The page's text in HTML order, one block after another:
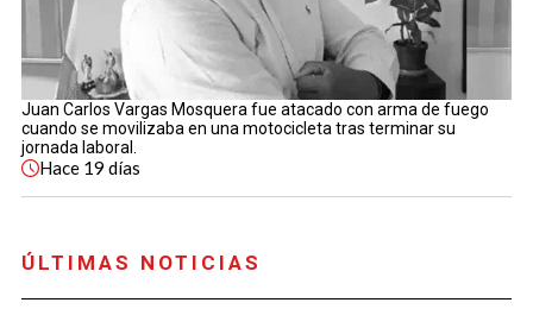
Juan Carlos Vargas Mosquera fue atacado con arma de fuego
cuando se movilizaba en una motocicleta tras terminar su
jornada laboral.
Hace 19 días
ÚLTIMAS NOTICIAS